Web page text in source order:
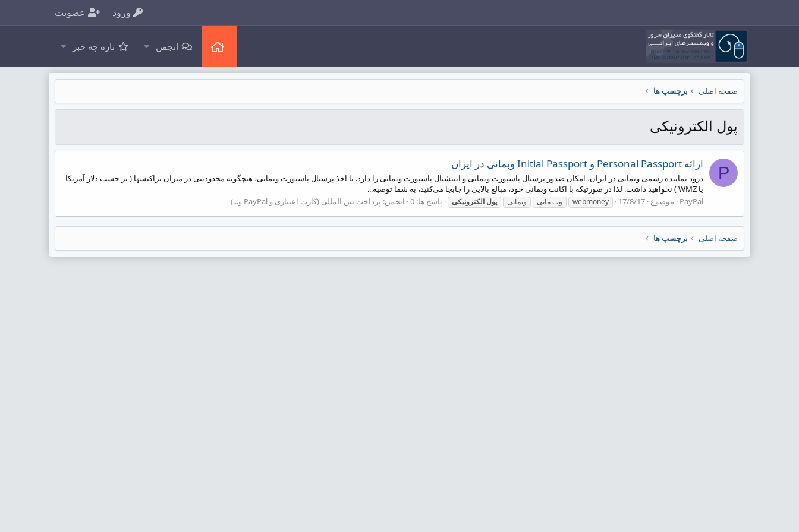
ورود عضویت
انجمن تازه چه خبر
صفحه اصلی برچسپ ها
پول الکترونیکی
P ارائه Personal Passport و Initial Passport وبمانی در ایران
درود نماینده رسمی وبمانی در ایران، امکان صدور پرسنال پاسپورت وبمانی و اینیشیال پاسپورت وبمانی را دارد. با اخذ پرسنال پاسپورت وبمانی، هیچگونه محدودیتی در میزان تراکنشها ( بر حسب دلار آمریکا
یا WMZ ) نخواهید داشت. لذا در صورتیکه با اکانت وبمانی خود، مبالغ بالایی‌ را جابجا می‌کنید، به شما توصیه...
PayPal
موضوع 17/8/17
webmoney وب مانی وبمانی پول الکترونیکی پاسخ ها: 0 انجمن: پرداخت بین المللی (کارت اعتباری و PayPal و...)
صفحه اصلی برچسپ ها